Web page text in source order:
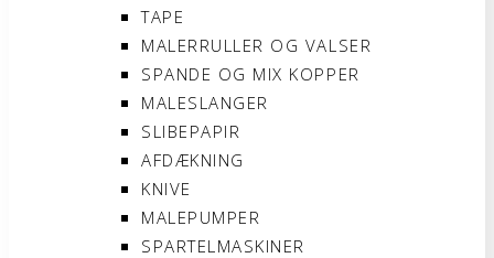
TAPE
MALERRULLER OG VALSER
SPANDE OG MIX KOPPER
MALESLANGER
SLIBEPAPIR
AFDÆKNING
KNIVE
MALEPUMPER
SPARTELMASKINER